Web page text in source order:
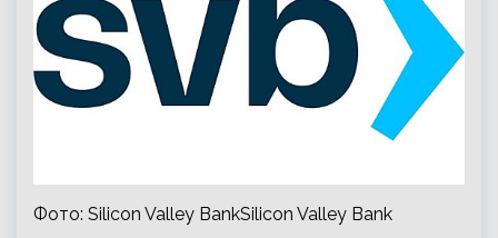
Фото: Silicon Valley BankSilicon Valley Bank